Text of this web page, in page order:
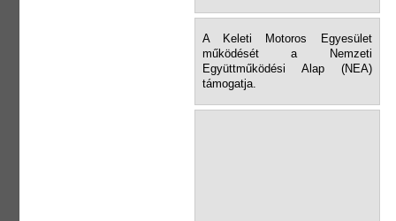
A Keleti Motoros Egyesület
működését a Nemzeti
Együttműködési Alap (NEA)
támogatja.